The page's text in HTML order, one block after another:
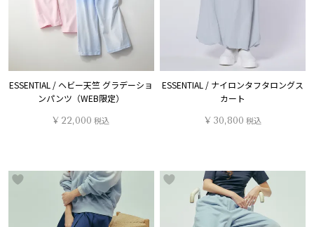
ESSENTIAL / ヘビー天竺 グラデーショ
ンパンツ（WEB限定）
¥ 22,000 税込
ESSENTIAL / ナイロンタフタロングス
カート
¥ 30,800 税込